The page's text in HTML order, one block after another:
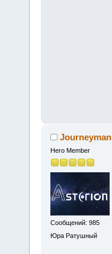
Journeyman
Hero Member
Сообщений: 985
Юра Ратушный